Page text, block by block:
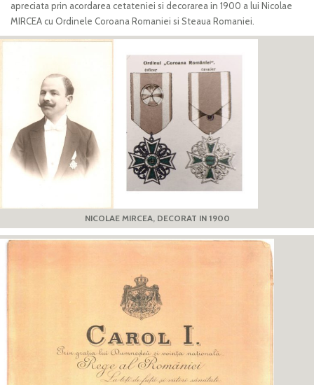
apreciata prin acordarea cetateniei si decorarea in 1900 a lui Nicolae
MIRCEA cu Ordinele Coroana Romaniei si Steaua Romaniei.
NICOLAE MIRCEA, DECORAT IN 1900